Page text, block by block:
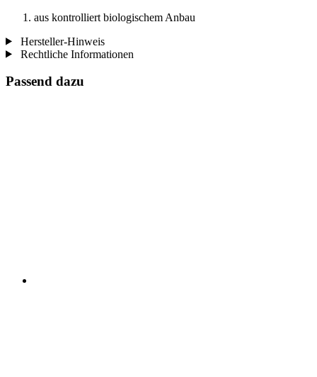
aus kontrolliert biologischem Anbau
Hersteller-Hinweis
Rechtliche Informationen
Passend dazu